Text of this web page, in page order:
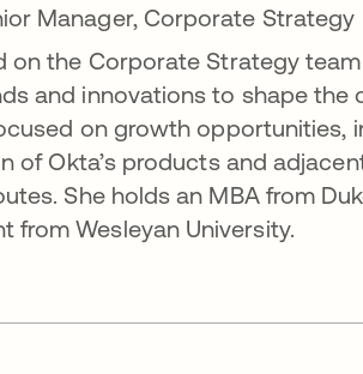
Manager, Corporate Strategy
on the Corporate Strategy
and innovations to shape the
on growth opportunities,
of Okta’s products and
She holds an MBA from
from Wesleyan University.